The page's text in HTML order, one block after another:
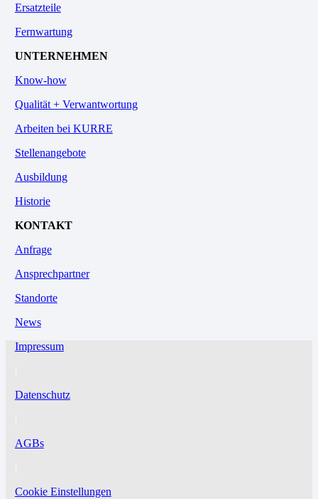
Ersatzteile
Fernwartung
UNTERNEHMEN
Know-how
Qualität + Verwantwortung
Arbeiten bei KURRE
Stellenangebote
Ausbildung
Historie
KONTAKT
Anfrage
Ansprechpartner
Standorte
News
Impressum
Datenschutz
AGBs
Cookie Einstellungen